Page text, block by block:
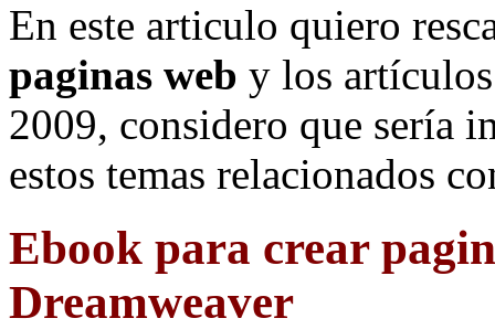
En este articulo quiero
paginas web y los
2009, considero que sería
estos temas relacionados
Ebook para crear
Dreamweaver